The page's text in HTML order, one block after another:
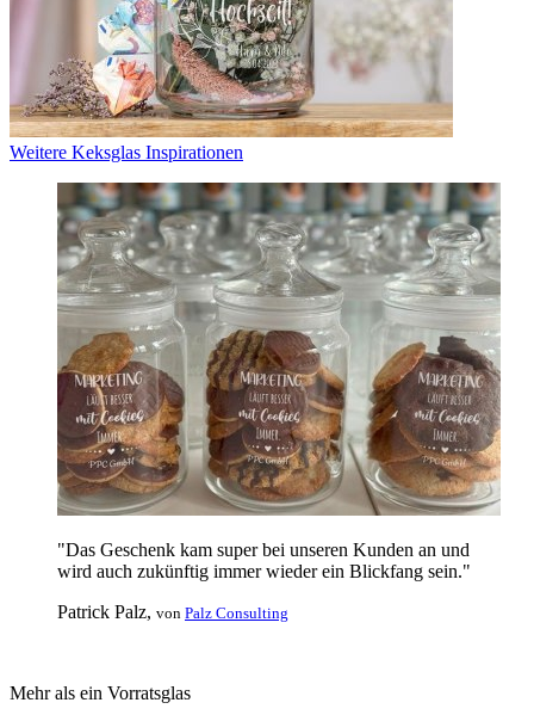
Weitere Keksglas Inspirationen
"Das Geschenk kam super bei unseren Kunden an und
wird auch zukünftig immer wieder ein Blickfang sein."
Patrick Palz, von Palz Consulting
Mehr als ein Vorratsglas